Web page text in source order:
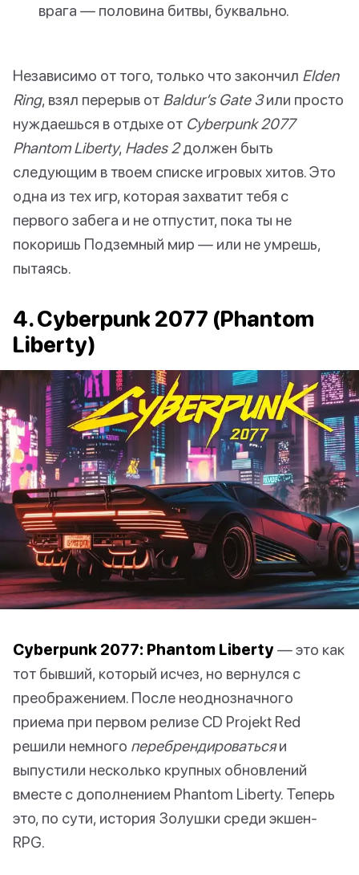
врага — половина битвы, буквально.
Независимо от того, только что закончил Elden
Ring, взял перерыв от Baldur’s Gate 3или просто
нуждаешься в отдыхе от Cyberpunk 2077
Phantom Liberty, Hades 2должен быть
следующим в твоем списке игровых хитов. Это
одна из тех игр, которая захватит тебя с
первого забега и не отпустит, пока ты не
покоришь Подземный мир — или не умрешь,
пытаясь.
4. Cyberpunk 2077 (Phantom
Liberty)
Cyberpunk 2077: Phantom Liberty — это как
тот бывший, который исчез, но вернулся с
преображением. После неоднозначного
приема при первом релизе CD Projekt Red
решили немного перебрендироватьсяи
выпустили несколько крупных обновлений
вместе с дополнением Phantom Liberty. Теперь
это, по сути, история Золушки среди экшен-
RPG.